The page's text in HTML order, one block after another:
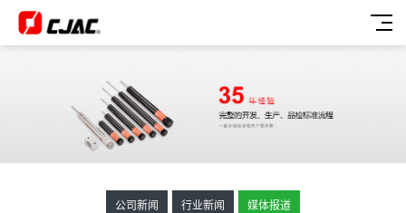
公司新闻 行业新闻 媒体报道